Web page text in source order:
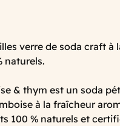
verre de soda craft
naturels.
& thym est un soda
à la fraîcheur
100 % naturels et